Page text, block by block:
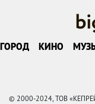
ГОРОД КИНО
© 2000-2024, ТОВ